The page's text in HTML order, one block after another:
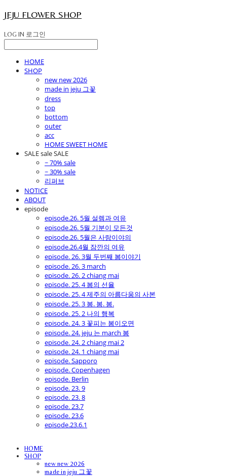
JEJU FLOWER SHOP
LOG IN 로그인
HOME
SHOP
new new 2026
made in jeju 그꽃
dress
top
bottom
outer
acc
HOME SWEET HOME
SALE sale SALE
~ 70% sale
~ 30% sale
리퍼브
NOTICE
ABOUT
episode
episode.26. 5월 설렘과 여유
episode.26. 5월 기분이 모든것
episode.26. 5월은 사랑이야의
episode.26.4월 잠깐의 여유
episode. 26. 3월 두번째 봄이야기
episode. 26. 3 march
episode. 26. 2 chiang mai
episode. 25. 4 봄의 선율
episode. 25. 4 제주의 아름다움의 사본
episode. 25. 3 봄. 봄. 봄.
episode. 25. 2 나의 행복
episode. 24. 3 꽃피는 봄이오면
episode. 24. jeju 는 march 봄
episode. 24. 2 chiang mai 2
episode. 24. 1 chiang mai
episode. Sapporo
episode. Copenhagen
episode. Berlin
episode. 23. 9
episode. 23. 8
episode. 23.7
episode. 23.6
episode.23.6.1
HOME
SHOP
new new 2026
made in jeju 그꽃